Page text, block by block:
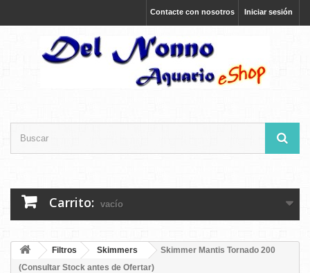
Iniciar sesión
Contacte con nosotros
Carrito: vacío
Filtros Skimmers
Skimmer Mantis Tornado 200
(Consultar Stock antes de Ofertar)